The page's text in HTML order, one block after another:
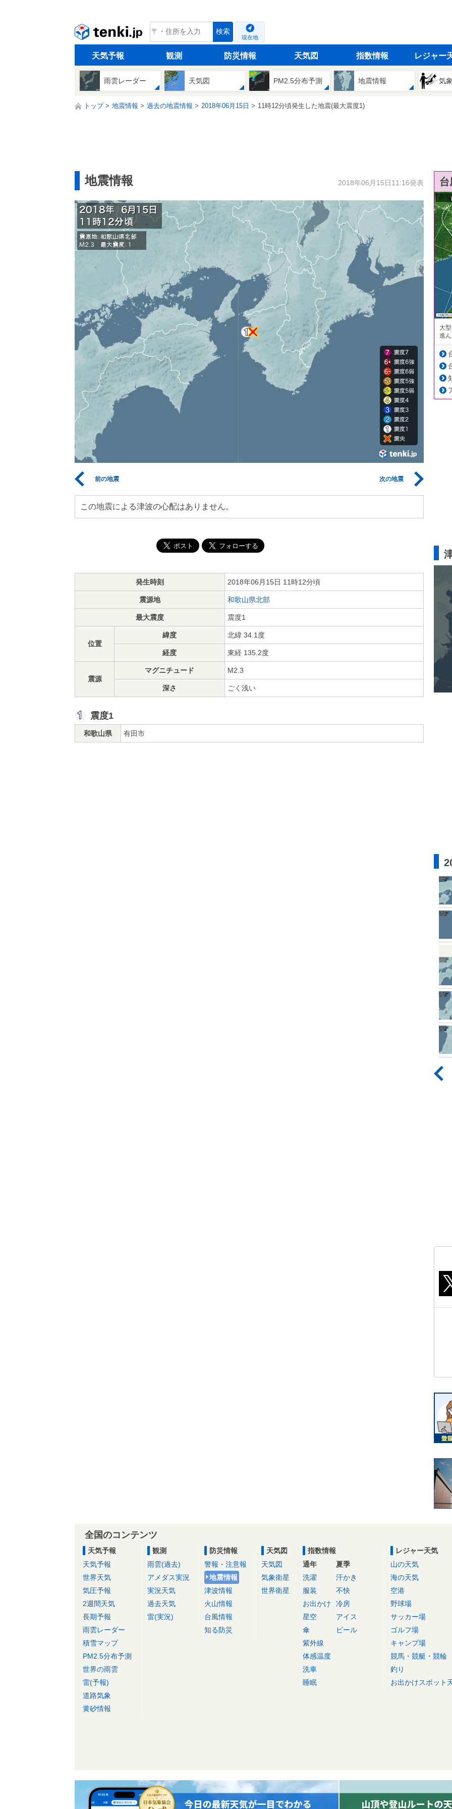
tenki.jp 検索
現在地
天気予報 観測 防災情報 天気図 指数情報 レジャー
雨雲レーダー 天気図 PM2.5分布予測 地震情報 気
トップ 地震情報 過去の地震情報 2018年06月15日 11時12分頃発生した地震(最大震度1)
地震情報 2018年06月15日11:16発表
前の地震 次の地震
この地震による津波の心配はありません。
発生時刻 2018年06月15日 11時12分頃
震源地 和歌山県北部
最大震度 震度1
位置
緯度 北緯 34.1度
経度 東経 135.2度
震源
マグニチュード M2.3
深さ ごく浅い
震度1
和歌山県 有田市
大
進
全国のコンテンツ
天気予報
天気予報
世界天気
気圧予報
2週間天気
長期予報
雨雲レーダー
積雪マップ
PM2.5分布予測
世界の雨雲
雷(予報)
道路気象
黄砂情報
観測
雨雲(過去)
アメダス実況
実況天気
過去天気
雷(実況)
防災情報
警報・注意報
地震情報
津波情報
火山情報
台風情報
知る防災
天気図
天気図
気象衛星
世界衛星
指数情報
通年
洗濯
服装
お出かけ
星空
傘
紫外線
体感温度
洗車
睡眠
夏季
汗かき
不快
冷房
アイス
ビール
レジャー天気
山の天気
海の天気
空港
野球場
サッカー場
ゴルフ場
キャンプ場
競馬・競艇・競輪
釣り
お出かけスポット